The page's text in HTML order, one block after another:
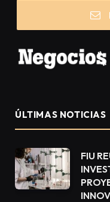
ÚLTIMAS NOTICIAS
FIU